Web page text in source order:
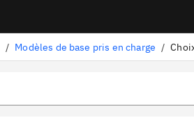
/ Modèles de base pris en charge /